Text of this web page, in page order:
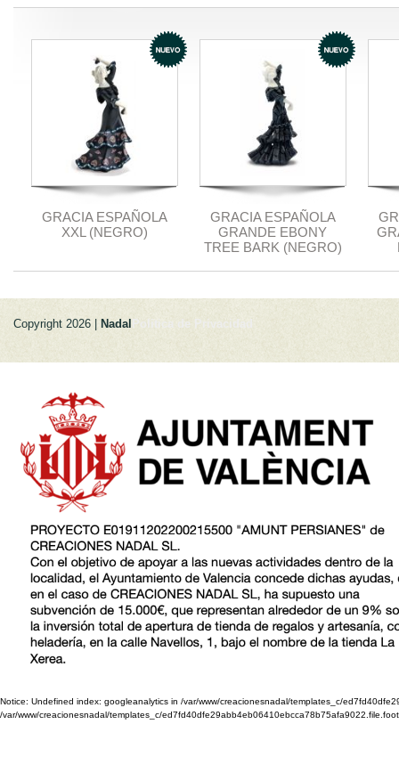
GRACIA ESPAÑOLA
XXL (NEGRO)
GRACIA ESPAÑOLA
GRANDE EBONY
TREE BARK (NEGRO)
Copyright 2026 | Nadal Politica de Privacidad
Notice: Undefined index: googleanalytics in /var/www/creacionesnadal/templates_c/
/var/www/creacionesnadal/templates_c/